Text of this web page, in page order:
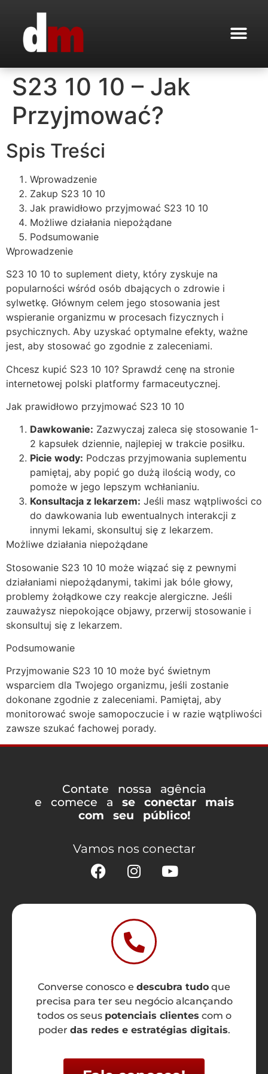
S23 10 10 – Jak
Przyjmować?
Spis Treści
Wprowadzenie
Zakup S23 10 10
Jak prawidłowo przyjmować S23 10 10
Możliwe działania niepożądane
Podsumowanie
Wprowadzenie
S23 10 10 to suplement diety, który zyskuje na
popularności wśród osób dbających o zdrowie i
sylwetkę. Głównym celem jego stosowania jest
wspieranie organizmu w procesach fizycznych i
psychicznych. Aby uzyskać optymalne efekty, ważne
jest, aby stosować go zgodnie z zaleceniami.
Chcesz kupić S23 10 10? Sprawdź cenę na stronie
internetowej polski platformy farmaceutycznej.
Jak prawidłowo przyjmować S23 10 10
Dawkowanie: Zazwyczaj zaleca się stosowanie 1-
2 kapsułek dziennie, najlepiej w trakcie posiłku.
Picie wody: Podczas przyjmowania suplementu
pamiętaj, aby popić go dużą ilością wody, co
pomoże w jego lepszym wchłanianiu.
Konsultacja z lekarzem: Jeśli masz wątpliwości co
do dawkowania lub ewentualnych interakcji z
innymi lekami, skonsultuj się z lekarzem.
Możliwe działania niepożądane
Stosowanie S23 10 10 może wiązać się z pewnymi
działaniami niepożądanymi, takimi jak bóle głowy,
problemy żołądkowe czy reakcje alergiczne. Jeśli
zauważysz niepokojące objawy, przerwij stosowanie i
skonsultuj się z lekarzem.
Podsumowanie
Przyjmowanie S23 10 10 może być świetnym
wsparciem dla Twojego organizmu, jeśli zostanie
dokonane zgodnie z zaleceniami. Pamiętaj, aby
monitorować swoje samopoczucie i w razie wątpliwości
zawsze szukać fachowej porady.
Contate nossa agência
e comece a se conectar mais
com seu público!
Vamos nos conectar
Converse conosco e descubra tudo que
precisa para ter seu negócio alcançando
todos os seus potenciais clientes com o
poder das redes e estratégias digitais.